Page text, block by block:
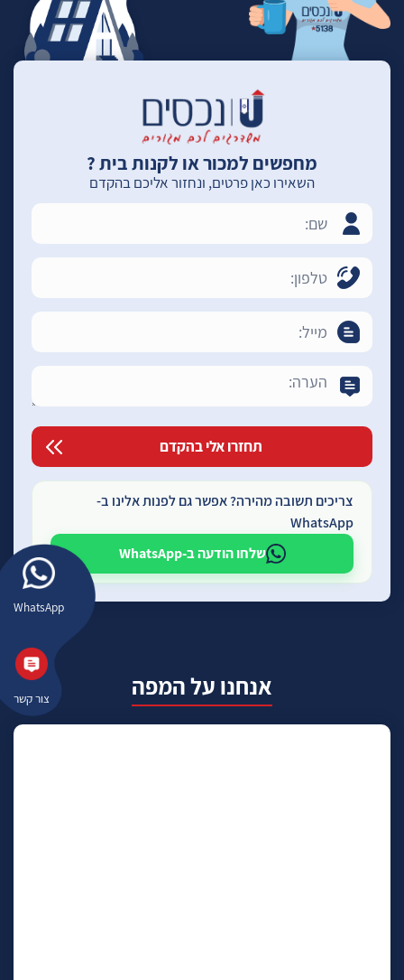
WhatsApp
צור קשר
מחפשים למכור או לקנות בית ?
השאירו כאן פרטים, ונחזור אליכם בהקדם
צריכים תשובה מהירה? אפשר גם לפנות אלינו ב-
WhatsApp
שלחו הודעה ב-WhatsApp
אנחנו על המפה